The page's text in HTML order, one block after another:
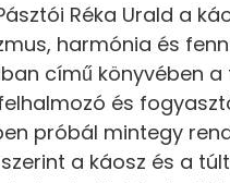
Réka Urald a
harmónia és
című könyvében a
és
próbál mintegy
a káosz és a